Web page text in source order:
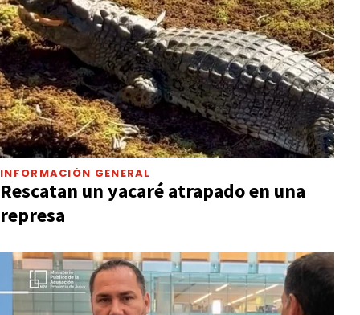
INFORMACIÓN GENERAL
Rescatan un yacaré atrapado en una
represa